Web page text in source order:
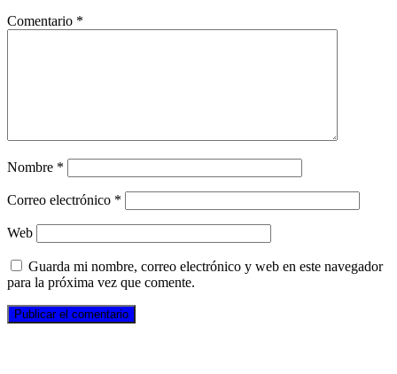
Comentario *
Nombre *
Correo electrónico *
Web
Guarda mi nombre, correo electrónico y web en este navegador
para la próxima vez que comente.